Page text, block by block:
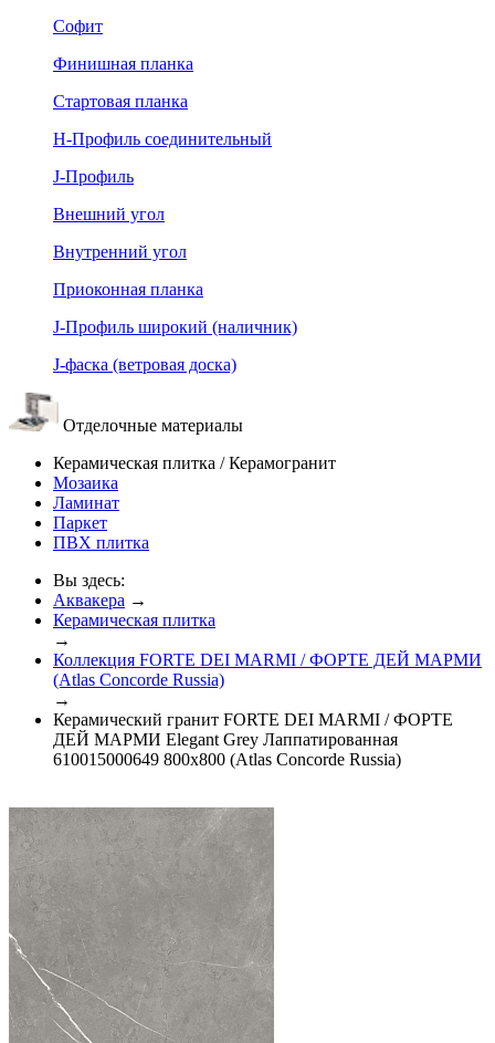
Софит
Финишная планка
Стартовая планка
Н-Профиль соединительный
J-Профиль
Внешний угол
Внутренний угол
Приоконная планка
J-Профиль широкий (наличник)
J-фаска (ветровая доска)
Отделочные материалы
Керамическая плитка / Керамогранит
Мозаика
Ламинат
Паркет
ПВХ плитка
Вы здесь:
Аквакера →
Керамическая плитка
→
Коллекция FORTE DEI MARMI / ФОРТЕ ДЕЙ МАРМИ
(Atlas Concorde Russia)
→
Керамический гранит FORTE DEI MARMI / ФОРТЕ
ДЕЙ МАРМИ Elegant Grey Лаппатированная
610015000649 800x800 (Atlas Concorde Russia)